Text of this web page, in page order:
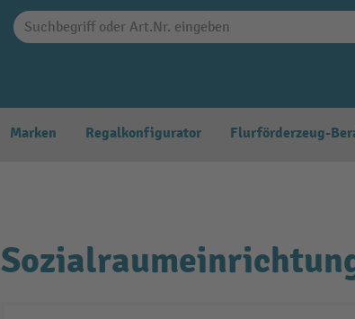
Marken Regalkonfigurator Flurförderzeug-